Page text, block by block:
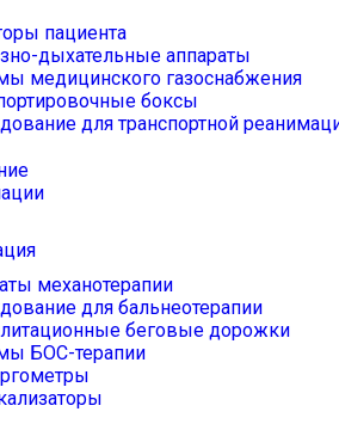
пациента
дыхательные аппараты
медицинского газоснабжения
боксы
для транспортной
механотерапии
для бальнеотерапии
беговые дорожки
БОС-терапии